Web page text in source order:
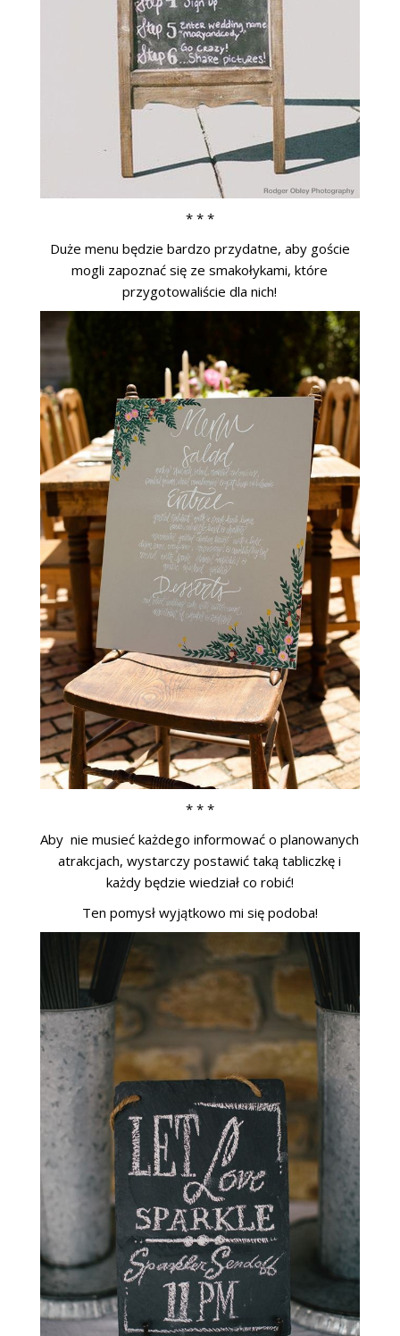
* * *
Duże menu będzie bardzo przydatne, aby goście
mogli zapoznać się ze smakołykami, które
przygotowaliście dla nich!
* * *
Aby nie musieć każdego informować o planowanych
atrakcjach, wystarczy postawić taką tabliczkę i
każdy będzie wiedział co robić!
Ten pomysł wyjątkowo mi się podoba!